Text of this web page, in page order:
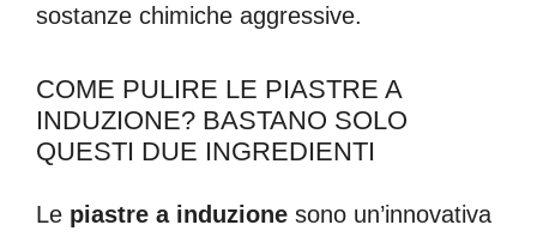
sostanze chimiche aggressive.
COME PULIRE LE PIASTRE A
INDUZIONE? BASTANO SOLO
QUESTI DUE INGREDIENTI
Le piastre a induzione sono un’innovativa